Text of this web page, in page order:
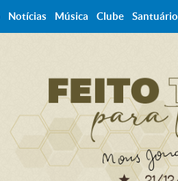
Notícias Música Clube Santuário